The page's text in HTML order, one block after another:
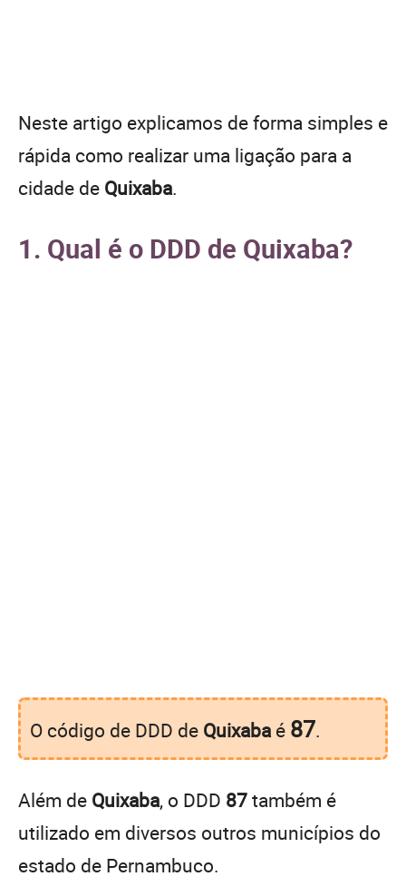
Neste artigo explicamos de forma simples e
rápida como realizar uma ligação para a
cidade de Quixaba.
1. Qual é o DDD de Quixaba?
O código de DDD de Quixaba é 87.
Além de Quixaba, o DDD 87também é
utilizado em diversos outros municípios do
estado de Pernambuco.